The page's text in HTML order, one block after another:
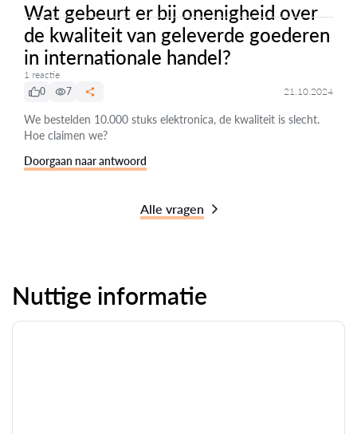
Wat gebeurt er bij onenigheid over
de kwaliteit van geleverde goederen
in internationale handel?
1 reactie
0
7 21.10.2024
We bestelden 10.000 stuks elektronica, de kwaliteit is slecht.
Hoe claimen we?
Doorgaan naar antwoord
Alle vragen
Nuttige informatie